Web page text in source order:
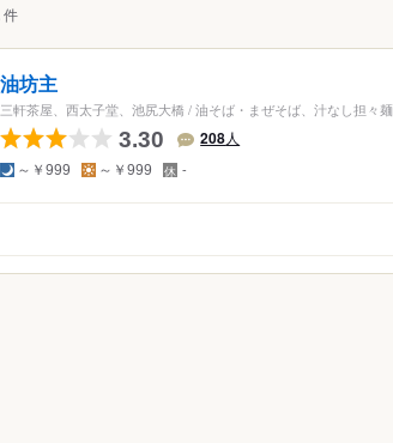
早稲田
尾
目黒・白金・五反田
件
油坊主
三軒茶屋、西太子堂、池尻大橋 /油そば・まぜそば、汁なし担々麺
3.30 208人
夜 ～￥999 昼 ～￥999 定
休
日
-